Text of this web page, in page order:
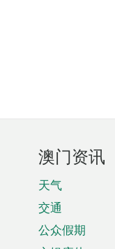
澳门资讯
天气
交通
公众假期